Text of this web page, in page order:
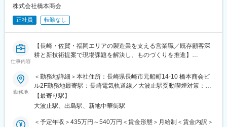
る必要はありません。
※既存営業だけではなく、新規の営業もお任せする予定です
■当ポジションの魅力：
◎自分のアイデア、ペースで働く仕事
自分で1日のスケジュールを組み立てながら仕事ができます。経験
を積み重ねながら自分なりの効率的な営業スタイルを確立するこ
◎魅力ある商品を全国の小売店へ提案
社用車を貸与し、ETCやガソリンカードも支給します。出張など
もできますので、自分で出張を楽しむこともできます。
◎産休育休取得しやすい、働きやすい環境
時間に応じた時差出勤も相談可能です。
株式会社橋本商会
正社員 転勤なし
仕事内容
【長崎・佐賀・福岡エリアの製造業を支える営業職／既存顧客深
耕と新技術提案で現場課題を解決し、ものづくりを推進】
【地域密着】長崎本社で転勤なし、既存顧客中心の安定環境で腰
を据えて働けます。
【技術提案】発電機やFA機器を扱い、メーカー連携で技術提案力
と設計スキルが磨けます。
【待遇充実】月給28万～・年2回賞与や社宅、扶養手当など福利
厚生が充実しています。
勤務地
＜勤務地詳細＞本社住所：長崎県長崎市元船町14-10 橋本商会ビ
ル2F勤務地最寄駅：長崎電気軌道線／大波止駅受動喫煙対策：屋
内全面禁煙変更の範囲：会社の定める事業所
【最寄り駅】
大波止駅、出島駅、新地中華街駅
＜予定年収＞435万円～540万円＜賃金形態＞月給制＜賃金内訳＞